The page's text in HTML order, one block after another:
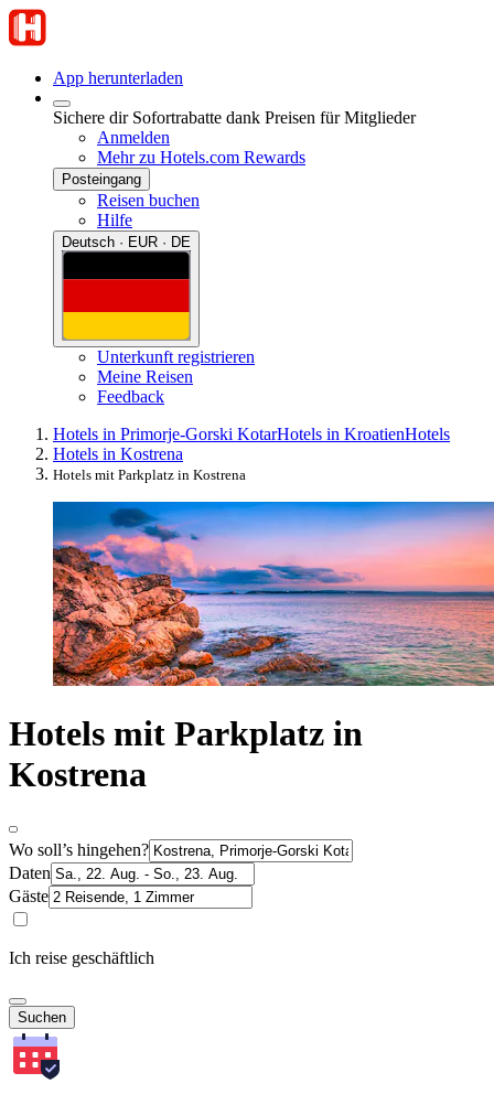
App herunterladen
Sichere dir Sofortrabatte dank Preisen für Mitglieder
Anmelden
Mehr zu Hotels.com Rewards
Posteingang
Reisen buchen
Hilfe
Deutsch · EUR · DE
Unterkunft registrieren
Meine Reisen
Feedback
Hotels in Primorje-Gorski KotarHotels in KroatienHotels
Hotels in Kostrena
Hotels mit Parkplatz in Kostrena
Hotels mit Parkplatz in
Kostrena
Wo soll’s hingehen?
Daten
Gäste
Ich reise geschäftlich
Suchen